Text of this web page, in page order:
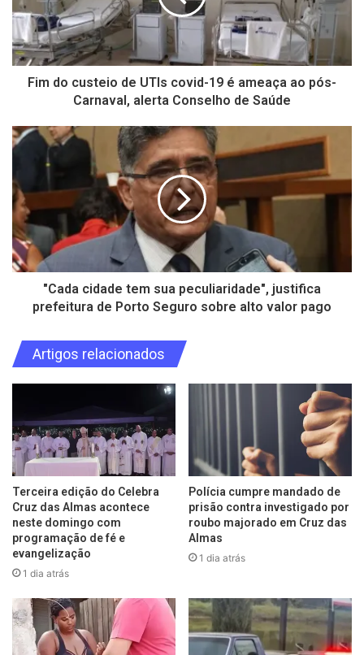
Fim do custeio de UTIs covid-19 é ameaça ao pós-
Carnaval, alerta Conselho de Saúde
"Cada cidade tem sua peculiaridade", justifica
prefeitura de Porto Seguro sobre alto valor pago
Artigos relacionados
Terceira edição do Celebra
Cruz das Almas acontece
neste domingo com
programação de fé e
evangelização
1 dia atrás
Polícia cumpre mandado de
prisão contra investigado por
roubo majorado em Cruz das
Almas
1 dia atrás